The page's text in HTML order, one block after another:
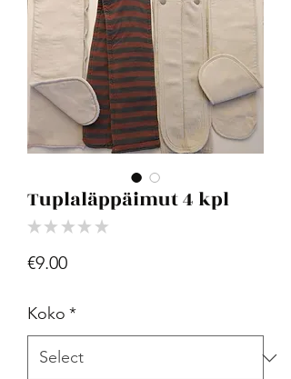
Tuplaläppäimut 4 kpl
★ ★ ★ ★ ★
€9.00Price
Koko *